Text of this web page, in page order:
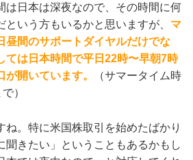
は日本は深夜なので、その時間に何
いう方もいるかと思いますが、 マ
昼間のサポートダイヤルだけでな
ては日本時間で平日22時〜早朝7時
が開いています。
（サマータイム時
）
ね。特に米国株取引を始めたばかり
聞きたい」ということもあるかもし